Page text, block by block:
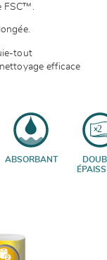
FSC™.
tout
efficace
ABSORBANT